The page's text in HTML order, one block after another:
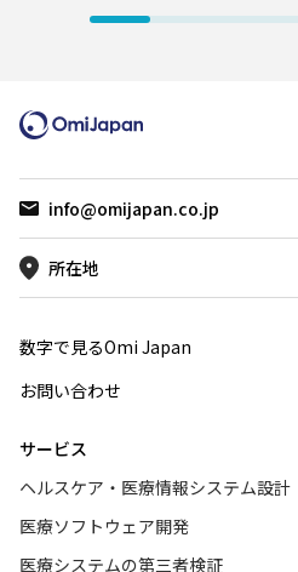
紹介し、Omi Japan ×
info@omijapan.co.jp
所在地
数字で見るOmi Japan
お問い合わせ
サービス
ヘルスケア・医療情報システム設計
医療ソフトウェア開発
医療システムの第三者検証